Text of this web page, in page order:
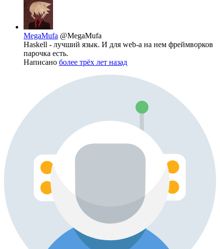
MegaMufa @MegaMufa
Haskell - лучший язык. И для web-а на нем фреймворков
парочка есть.
Написано более трёх лет назад